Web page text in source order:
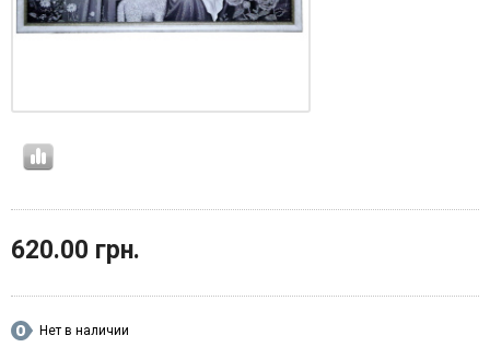
620.00 грн.
Нет в наличии